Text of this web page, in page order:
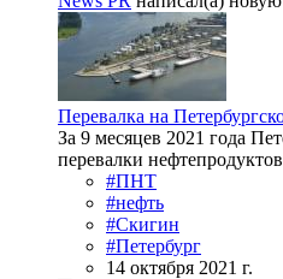
Перевалка на
За 9 месяцев 2021 года
перевалки
#ПНТ
#нефть
#Скигин
#Петербург
14 октября 2021 г.